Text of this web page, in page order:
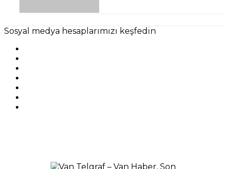
Sosyal medya hesaplarımızı keşfedin